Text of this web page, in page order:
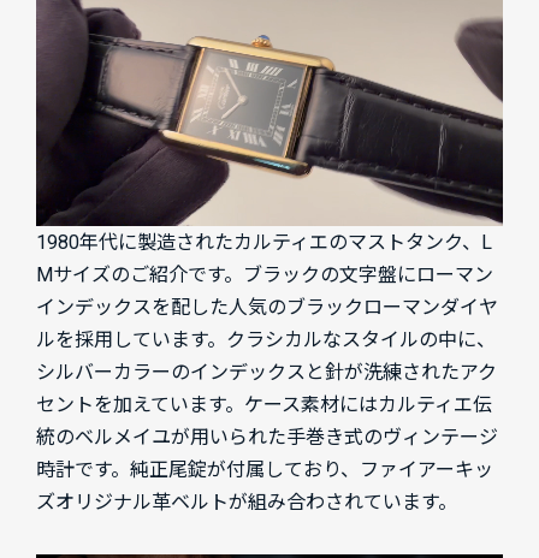
1980年代に製造されたカルティエのマストタンク、L
Mサイズのご紹介です。ブラックの文字盤にローマン
インデックスを配した人気のブラックローマンダイヤ
ルを採用しています。クラシカルなスタイルの中に、
シルバーカラーのインデックスと針が洗練されたアク
セントを加えています。ケース素材にはカルティエ伝
統のベルメイユが用いられた手巻き式のヴィンテージ
時計です。純正尾錠が付属しており、ファイアーキッ
ズオリジナル革ベルトが組み合わされています。